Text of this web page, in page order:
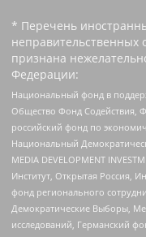
* Перечень
неправительственных
признана
Федерации:
Национальный фонд в
Общество Фонд Содействия,
российский фонд по
Национальный
MEDIA DEVELOPMENT
Институт, Открытая Россия,
фонд регионального
Демократические Выборы,
исследований, Германский